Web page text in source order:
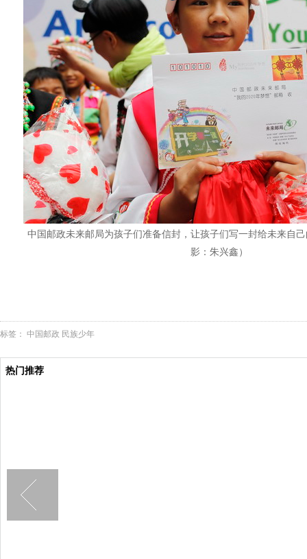
中国邮政未来邮局为孩子们准备信封，让孩子们写一封给未来自
影：朱兴鑫）
标签： 中国邮政 民族少年
热门推荐